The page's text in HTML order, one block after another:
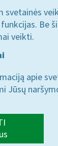
svetainės
Be
veikti.
apie
Jūsų